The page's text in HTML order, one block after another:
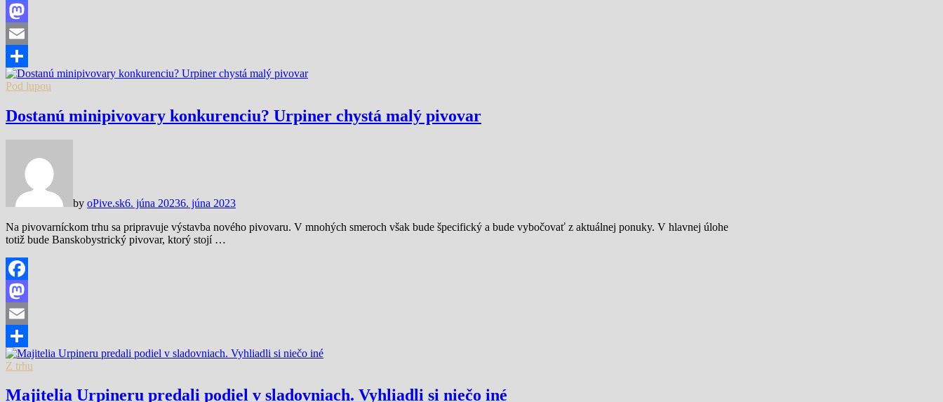
Facebook
Mastodon
Email
Share
Pod lupou
Dostanú minipivovary konkurenciu? Urpiner chystá malý pivovar
by oPive.sk6. júna 20236. júna 2023
Na pivovarníckom trhu sa pripravuje výstavba nového pivovaru. V mnohých smeroch však bude špecifický a bude vybočovať z aktuálnej ponuky. V hlavnej úlohe
totiž bude Banskobystrický pivovar, ktorý stojí …
Facebook
Mastodon
Email
Share
Z trhu
Majitelia Urpineru predali podiel v sladovniach. Vyhliadli si niečo iné